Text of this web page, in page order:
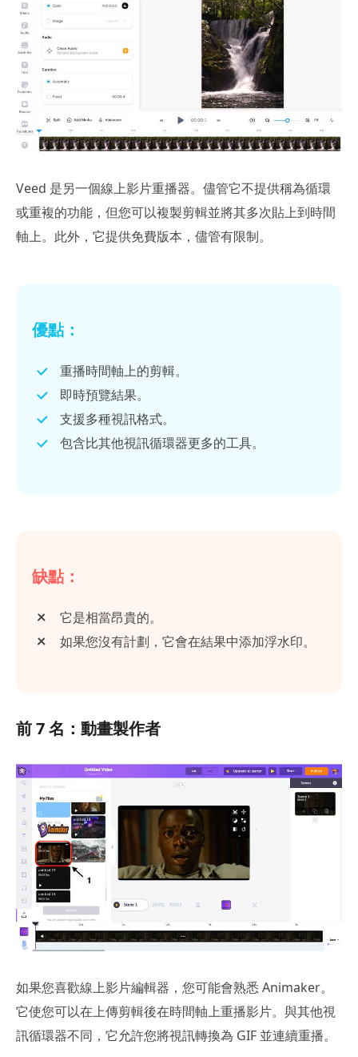
Veed 是另一個線上影片重播器。儘管它不提供稱為循環
或重複的功能，但您可以複製剪輯並將其多次貼上到時間
軸上。此外，它提供免費版本，儘管有限制。
優點：
重播時間軸上的剪輯。
即時預覽結果。
支援多種視訊格式。
包含比其他視訊循環器更多的工具。
缺點：
它是相當昂貴的。
如果您沒有計劃，它會在結果中添加浮水印。
前 7 名：動畫製作者
如果您喜歡線上影片編輯器，您可能會熟悉 Animaker。
它使您可以在上傳剪輯後在時間軸上重播影片。與其他視
訊循環器不同，它允許您將視訊轉換為 GIF 並連續重播。